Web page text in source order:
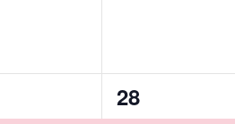
1
28